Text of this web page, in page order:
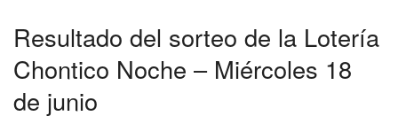
Resultado del sorteo de la Lotería
Chontico Noche – Miércoles 18
de junio